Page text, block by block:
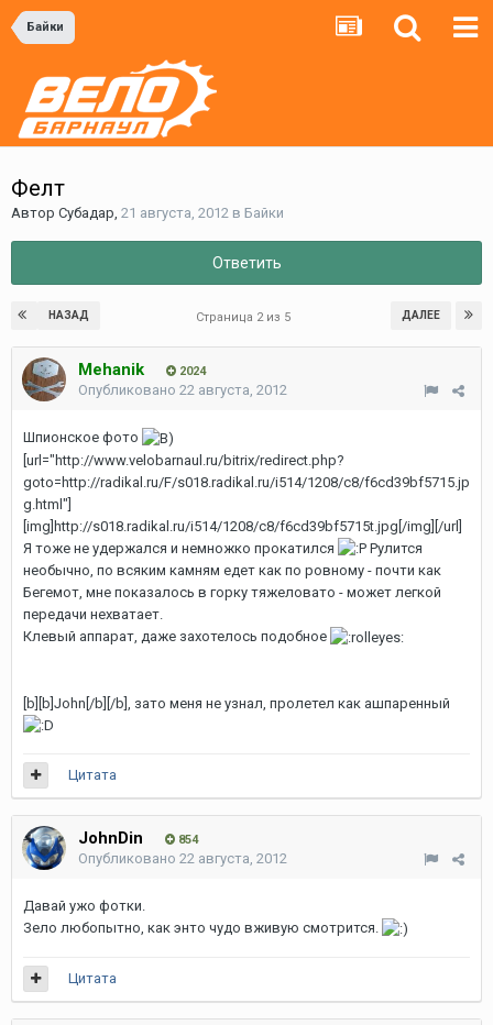
Байки
Фелт
Автор Субадаp, 21 августа, 2012 в Байки
Ответить
НАЗАД ДАЛЕЕ
Страница 2 из 5
Mehanik 2024
Опубликовано 22 августа, 2012
Шпионское фото
[url="http://www.velobarnaul.ru/bitrix/redirect.php?
goto=http://radikal.ru/F/s018.radikal.ru/i514/1208/c8/f6cd39bf5715.jp
g.html"]
[img]http://s018.radikal.ru/i514/1208/c8/f6cd39bf5715t.jpg[/img][/url]
Я тоже не удержался и немножко прокатился
Рулится
необычно, по всяким камням едет как по ровному - почти как
Бегемот, мне показалось в горку тяжеловато - может легкой
передачи нехватает.
Клевый аппарат, даже захотелось подобное
[b][b]John[/b][/b], зато меня не узнал, пролетел как ашпаренный
Цитата
JohnDin 854
Опубликовано 22 августа, 2012
Давай ужо фотки.
Зело любопытно, как энто чудо вживую смотрится.
Цитата